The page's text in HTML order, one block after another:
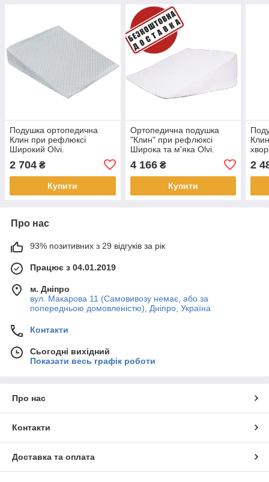
Подушка ортопедична
Клин при рефлюксі
Широкий Olvi.
Розміри: 73*72,5*15*73 см.
2 704 ₴
Купити
Ортопедична подушка
"Клин" при рефлюксі
Широка та м'яка Olvi.
4 166₴
Купити
2
Про нас
93% позитивних з 29 відгуків за рік
Працює з 04.01.2019
м. Дніпро
вул. Макарова 11 (Самовивозу немає, або за
попередньою домовленістю), Дніпро, Україна
Контакти
Сьогодні вихідний
Показати весь графік роботи
Про нас
Контакти
Доставка та оплата